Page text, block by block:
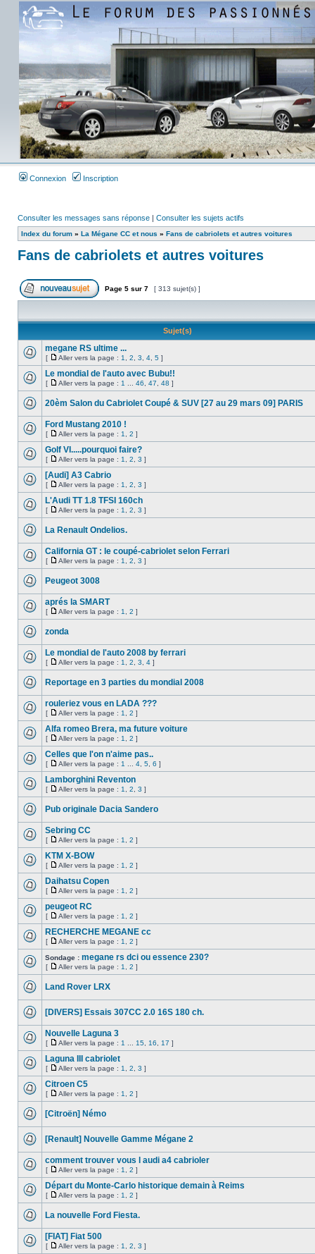
Connexion Inscription
Consulter les messages sans réponse | Consulter les sujets actifs
Index du forum » La Mégane CC et nous » Fans de cabriolets et autres voitures
Fans de cabriolets et autres voitures
Page 5 sur 7 [ 313 sujet(s) ]
Sujet(s)
megane RS ultime ...
[ Aller vers la page : 1 2 3 4 5 ]
Le mondial de l'auto avec Bubu!!
[ Aller vers la page : 1 46 47 48 ]
20èm Salon du Cabriolet Coupé & SUV [27 au 29 mars 09] PARIS
Ford Mustang 2010 !
[ Aller vers la page : 1 2 ]
Golf VI.....pourquoi faire?
[ Aller vers la page : 1 2 3 ]
[Audi] A3 Cabrio
[ Aller vers la page : 1 2 3 ]
L'Audi TT 1.8 TFSI 160ch
[ Aller vers la page : 1 2 3 ]
La Renault Ondelios.
California GT : le coupé-cabriolet selon Ferrari
[ Aller vers la page : 1 2 3 ]
Peugeot 3008
aprés la SMART
[ Aller vers la page : 1 2 ]
zonda
Le mondial de l'auto 2008 by ferrari
[ Aller vers la page : 1 2 3 4 ]
Reportage en 3 parties du mondial 2008
rouleriez vous en LADA ???
[ Aller vers la page : 1 2 ]
Alfa romeo Brera, ma future voiture
[ Aller vers la page : 1 2 ]
Celles que l'on n'aime pas..
[ Aller vers la page : 1 4 5 6 ]
Lamborghini Reventon
[ Aller vers la page : 1 2 3 ]
Pub originale Dacia Sandero
Sebring CC
[ Aller vers la page : 1 2 ]
KTM X-BOW
[ Aller vers la page : 1 2 ]
Daihatsu Copen
[ Aller vers la page : 1 2 ]
peugeot RC
[ Aller vers la page : 1 2 ]
RECHERCHE MEGANE cc
[ Aller vers la page : 1 2 ]
Sondage : megane rs dci ou essence 230?
[ Aller vers la page : 1 2 ]
Land Rover LRX
[DIVERS] Essais 307CC 2.0 16S 180 ch.
Nouvelle Laguna 3
[ Aller vers la page : 1 15 16 17 ]
Laguna III cabriolet
[ Aller vers la page : 1 2 3 ]
Citroen C5
[ Aller vers la page : 1 2 ]
[Citroën] Némo
[Renault] Nouvelle Gamme Mégane 2
comment trouver vous l audi a4 cabrioler
[ Aller vers la page : 1 2 ]
Départ du Monte-Carlo historique demain à Reims
[ Aller vers la page : 1 2 ]
La nouvelle Ford Fiesta.
[FIAT] Fiat 500
[ Aller vers la page : 1 2 3 ]